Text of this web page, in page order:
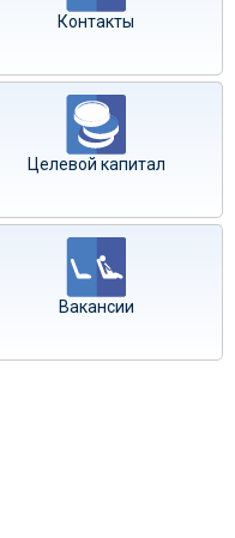
Контакты
Целевой капитал
Вакансии